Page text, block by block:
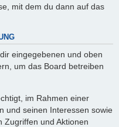
mit dem du dann auf das
eingegebenen und oben
um das Board betreiben
im Rahmen einer
und seinen Interessen sowie
Zugriffen und Aktionen